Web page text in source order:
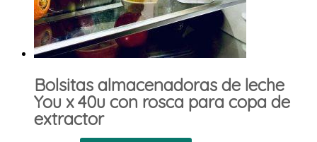
Bolsitas almacenadoras de leche
You x 40u con rosca para copa de
extractor